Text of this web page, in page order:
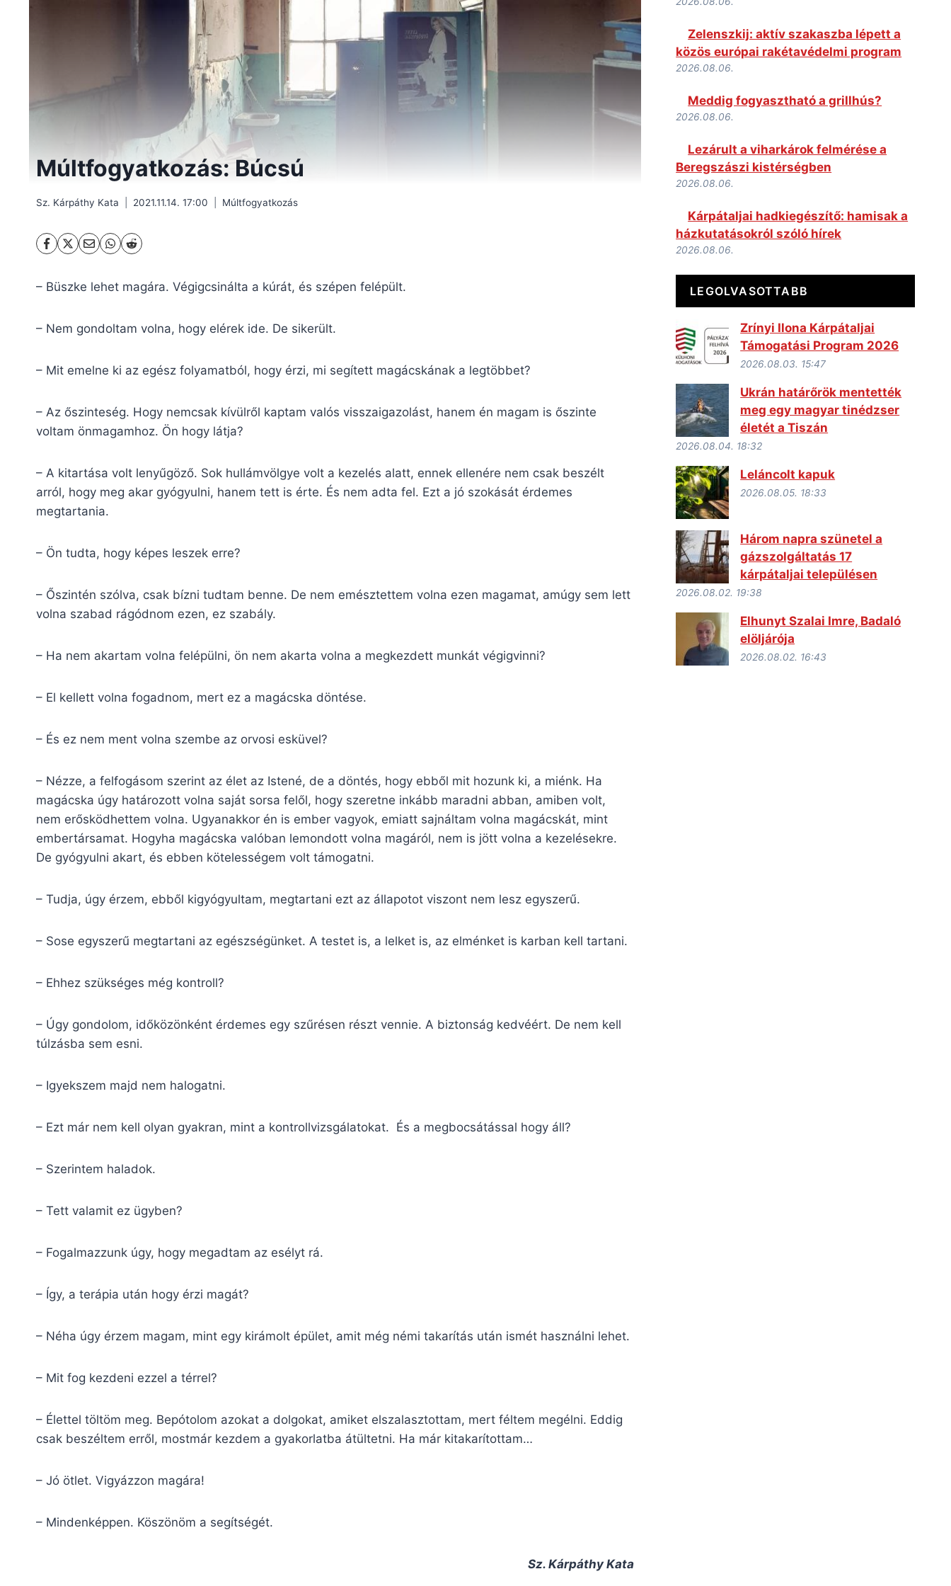
Múltfogyatkozás: Búcsú
Sz. Kárpáthy Kata 2021.11.14. 17:00 Múltfogyatkozás
– Büszke lehet magára. Végigcsinálta a kúrát, és szépen felépült.
– Nem gondoltam volna, hogy elérek ide. De sikerült.
– Mit emelne ki az egész folyamatból, hogy érzi, mi segített magácskának a legtöbbet?
– Az őszinteség. Hogy nemcsak kívülről kaptam valós visszaigazolást, hanem én magam is őszinte
voltam önmagamhoz. Ön hogy látja?
– A kitartása volt lenyűgöző. Sok hullámvölgye volt a kezelés alatt, ennek ellenére nem csak beszélt
arról, hogy meg akar gyógyulni, hanem tett is érte. És nem adta fel. Ezt a jó szokását érdemes
megtartania.
– Ön tudta, hogy képes leszek erre?
– Őszintén szólva, csak bízni tudtam benne. De nem emésztettem volna ezen magamat, amúgy sem lett
volna szabad rágódnom ezen, ez szabály.
– Ha nem akartam volna felépülni, ön nem akarta volna a megkezdett munkát végigvinni?
– El kellett volna fogadnom, mert ez a magácska döntése.
– És ez nem ment volna szembe az orvosi esküvel?
– Nézze, a felfogásom szerint az élet az Istené, de a döntés, hogy ebből mit hozunk ki, a miénk. Ha
magácska úgy határozott volna saját sorsa felől, hogy szeretne inkább maradni abban, amiben volt,
nem erősködhettem volna. Ugyanakkor én is ember vagyok, emiatt sajnáltam volna magácskát, mint
embertársamat. Hogyha magácska valóban lemondott volna magáról, nem is jött volna a kezelésekre.
De gyógyulni akart, és ebben kötelességem volt támogatni.
– Tudja, úgy érzem, ebből kigyógyultam, megtartani ezt az állapotot viszont nem lesz egyszerű.
– Sose egyszerű megtartani az egészségünket. A testet is, a lelket is, az elménket is karban kell tartani.
– Ehhez szükséges még kontroll?
– Úgy gondolom, időközönként érdemes egy szűrésen részt vennie. A biztonság kedvéért. De nem kell
túlzásba sem esni.
– Igyekszem majd nem halogatni.
– Ezt már nem kell olyan gyakran, mint a kontrollvizsgálatokat. És a megbocsátással hogy áll?
– Szerintem haladok.
– Tett valamit ez ügyben?
– Fogalmazzunk úgy, hogy megadtam az esélyt rá.
– Így, a terápia után hogy érzi magát?
– Néha úgy érzem magam, mint egy kirámolt épület, amit még némi takarítás után ismét használni lehet.
– Mit fog kezdeni ezzel a térrel?
– Élettel töltöm meg. Bepótolom azokat a dolgokat, amiket elszalasztottam, mert féltem megélni. Eddig
csak beszéltem erről, mostmár kezdem a gyakorlatba átültetni. Ha már kitakarítottam…
– Jó ötlet. Vigyázzon magára!
– Mindenképpen. Köszönöm a segítségét.
Sz. Kárpáthy Kata
Zelenszkij: aktív szakaszba lépett a
közös európai rakétavédelmi program
2026.08.06.
Meddig fogyasztható a grillhús?
2026.08.06.
Lezárult a viharkárok felmérése a
Beregszászi kistérségben
2026.08.06.
Kárpátaljai hadkiegészítő: hamisak a
házkutatásokról szóló hírek
2026.08.06.
LEGOLVASOTTABB
Zrínyi Ilona Kárpátaljai
Támogatási Program 2026
2026.08.03. 15:47
Ukrán határőrök mentették
meg egy magyar tinédzser
életét a Tiszán
2026.08.04. 18:32
Leláncolt kapuk
2026.08.05. 18:33
Három napra szünetel a
gázszolgáltatás 17
kárpátaljai településen
2026.08.02. 19:38
Elhunyt Szalai Imre, Badaló
elöljárója
2026.08.02. 16:43